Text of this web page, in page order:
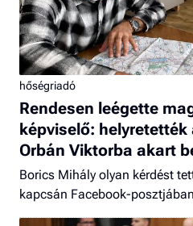
hőségriadó
Rendesen leégette
képviselő:
Orbán Viktorba akart
Borics Mihály olyan kérdést
kapcsán Facebook-